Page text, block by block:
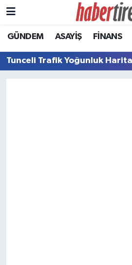
GÜNDEM ASAYİŞ FİNANS
Tunceli Trafik Yoğunluk
Tire Nöbetçi Eczaneler
Tire Hava Durumu